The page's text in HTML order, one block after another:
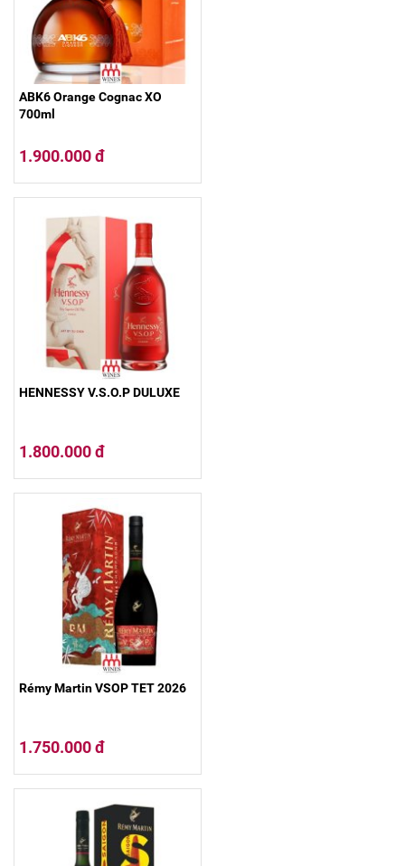
ABK6 Orange Cognac XO
700ml
1.900.000 đ
HENNESSY V.S.O.P DULUXE
1.800.000 đ
Rémy Martin VSOP TET 2026
1.750.000 đ